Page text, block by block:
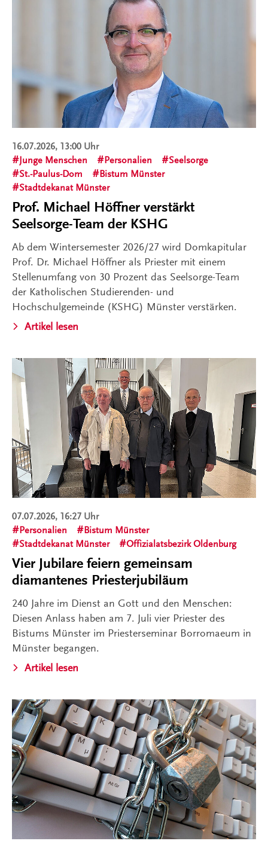
16.07.2026, 13:00 Uhr
Junge Menschen
Personalien
Seelsorge
St.-Paulus-Dom
Bistum Münster
Stadtdekanat Münster
Prof. Michael Höffner verstärkt
Seelsorge-Team der KSHG
Ab dem Wintersemester 2026/27 wird Domkapitular
Prof. Dr. Michael Höffner als Priester mit einem
Stellenumfang von 30 Prozent das Seelsorge-Team
der Katholischen Studierenden- und
Hochschulgemeinde (KSHG) Münster verstärken.
Artikel lesen
07.07.2026, 16:27 Uhr
Personalien
Bistum Münster
Stadtdekanat Münster
Offizialatsbezirk Oldenburg
Vier Jubilare feiern gemeinsam
diamantenes Priesterjubiläum
240 Jahre im Dienst an Gott und den Menschen:
Diesen Anlass haben am 7. Juli vier Priester des
Bistums Münster im Priesterseminar Borromaeum in
Münster begangen.
Artikel lesen